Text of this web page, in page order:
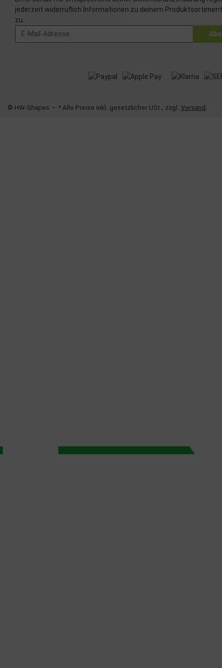
jederzeit widerruflich Informationen zu deinem Produktsortiment
zu.
© HW-Shapes • * Alle Preise inkl. gesetzlicher USt., zzgl. Versand .
Verwendung
Besondere
Verwendung